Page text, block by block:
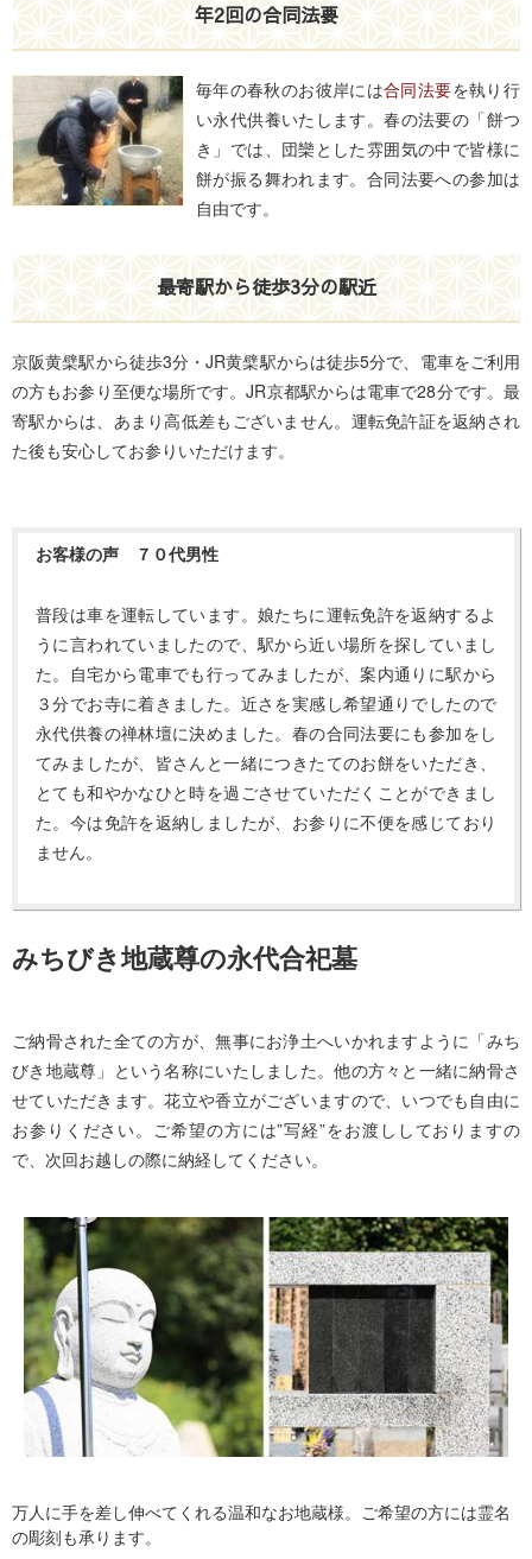
年2回の合同法要
毎年の春秋のお彼岸には合同法要を執り行
い永代供養いたします。春の法要の「餅つ
き」では、団欒とした雰囲気の中で皆様に
餅が振る舞われます。合同法要への参加は
自由です。
最寄駅から徒歩3分の駅近
京阪黄檗駅から徒歩3分・JR黄檗駅からは徒歩5分で、電車をご利用
の方もお参り至便な場所です。JR京都駅からは電車で28分です。最
寄駅からは、あまり高低差もございません。運転免許証を返納され
た後も安心してお参りいただけます。
お客様の声 ７０代男性
普段は車を運転しています。娘たちに運転免許を返納するよ
うに言われていましたので、駅から近い場所を探していまし
た。自宅から電車でも行ってみましたが、案内通りに駅から
３分でお寺に着きました。近さを実感し希望通りでしたので
永代供養の禅林壇に決めました。春の合同法要にも参加をし
てみましたが、皆さんと一緒につきたてのお餅をいただき、
とても和やかなひと時を過ごさせていただくことができまし
た。今は免許を返納しましたが、お参りに不便を感じており
ません。
みちびき地蔵尊の永代合祀墓
ご納骨された全ての方が、無事にお浄土へいかれますように「みち
びき地蔵尊」という名称にいたしました。他の方々と一緒に納骨さ
せていただきます。花立や香立がございますので、いつでも自由に
お参りください。ご希望の方には”写経”をお渡ししておりますの
で、次回お越しの際に納経してください。
万人に手を差し伸べてくれる温和なお地蔵様。ご希望の方には霊名
の彫刻も承ります。